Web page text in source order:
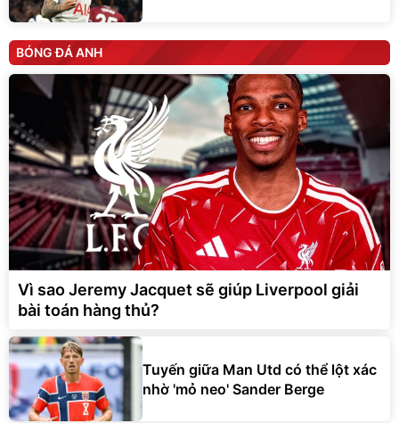
BÓNG ĐÁ ANH
Vì sao Jeremy Jacquet sẽ giúp Liverpool giải
bài toán hàng thủ?
Tuyến giữa Man Utd có thể lột xác
nhờ 'mỏ neo' Sander Berge